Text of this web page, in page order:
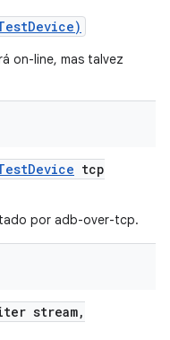
on-line, mas talvez
Device tcp
por adb-over-tcp.
stream,